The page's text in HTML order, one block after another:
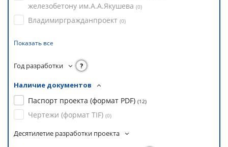
железобетону им.А.А.Якушева (0)
Владимиргражданпроект (0)
Показать все
Год разработки ?
Наличие документов
Паспорт проекта (формат PDF) (12)
Чертежи (формат TIF) (0)
Десятилетие разработки проекта